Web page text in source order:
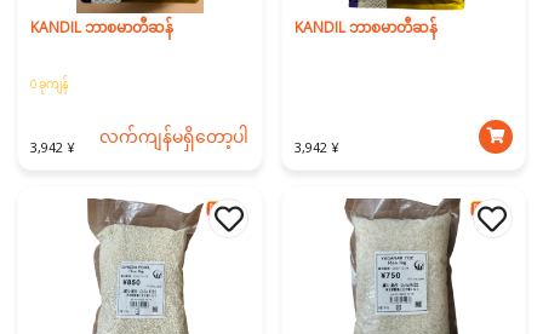
KANDIL ဘာစမာတီဆန်
0 ခုကျန်
3,942 ¥ လက်ကျန်မရှိတော့ပါ
KANDIL ဘာစမာတီဆန်
3,942 ¥